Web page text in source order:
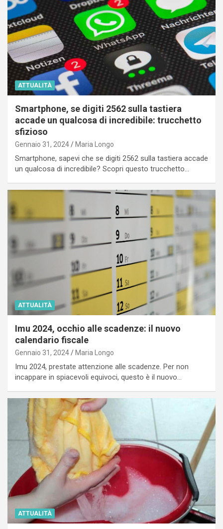
ATTUALITÀ
Smartphone, se digiti 2562 sulla tastiera
accade un qualcosa di incredibile: trucchetto
sfizioso
Gennaio 31, 2024 Maria Longo
Smartphone, sapevi che se digiti 2562 sulla tastiera accade
un qualcosa di incredibile? Scopri questo trucchetto…
ATTUALITÀ
Imu 2024, occhio alle scadenze: il nuovo
calendario fiscale
Gennaio 31, 2024 Maria Longo
Imu 2024, prestate attenzione alle scadenze. Per non
incappare in spiacevoli equivoci, questo è il nuovo…
ATTUALITÀ